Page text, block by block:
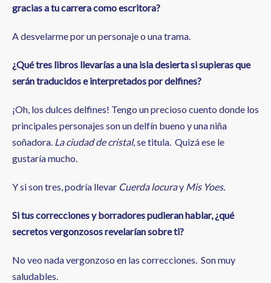
gracias a tu carrera como escritora?
A desvelarme por un personaje o una trama.
¿Qué tres libros llevarías a una isla desierta si supieras que
serán traducidos e interpretados por delfines?
¡Oh, los dulces delfines! Tengo un precioso cuento donde los
principales personajes son un delfín bueno y una niña
soñadora. La ciudad de cristal, se titula. Quizá ese le
gustaría mucho.
Y si son tres, podría llevar Cuerda locuray Mis Yoes.
Si tus correcciones y borradores pudieran hablar, ¿qué
secretos vergonzosos revelarían sobre ti?
No veo nada vergonzoso en las correcciones. Son muy
saludables.